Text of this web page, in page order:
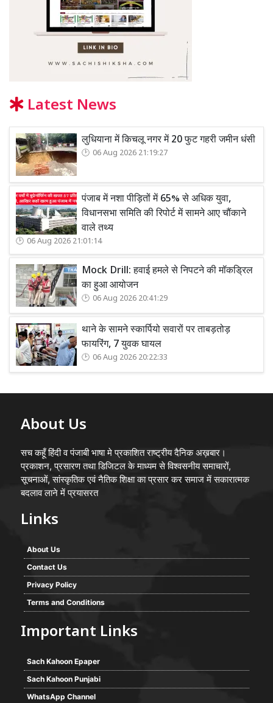
Latest News
लुधियाना में किचलू नगर में 20 फुट गहरी जमीन धंसी
06 Aug 2026 21:19:27
पंजाब में नशा पीड़ितों में 65% से अधिक युवा,
विधानसभा समिति की रिपोर्ट में सामने आए चौंकाने
वाले तथ्य
06 Aug 2026 21:01:14
Mock Drill: हवाई हमले से निपटने की मॉकड्रिल
का हुआ आयोजन
06 Aug 2026 20:41:29
थाने के सामने स्कार्पियो सवारों पर ताबड़तोड़
फायरिंग, 7 युवक घायल
06 Aug 2026 20:22:33
About Us
सच कहूँ हिंदी व पंजाबी भाषा मे प्रकाशित राष्ट्रीय दैनिक अख़बार।
प्रकाशन, प्रसारण तथा डिजिटल के माध्यम से विश्वसनीय समाचारों,
सूचनाओं, सांस्कृतिक एवं नैतिक शिक्षा का प्रसार कर समाज में सकारात्मक
बदलाव लाने में प्रयासरत
Links
About Us
Contact Us
Privacy Policy
Terms and Conditions
Important Links
Sach Kahoon Epaper
Sach Kahoon Punjabi
WhatsApp Channel